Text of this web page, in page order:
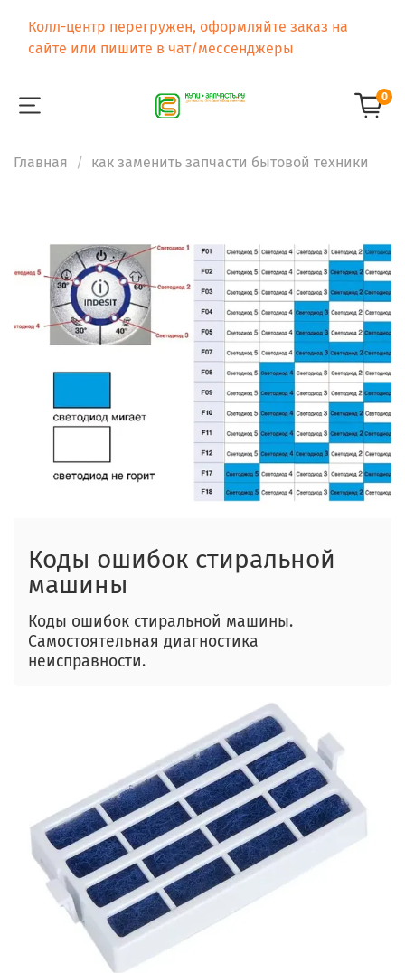
Колл-центр перегружен, оформляйте заказ на
сайте или пишите в чат/мессенджеры
0
Главная как заменить запчасти бытовой техники
Коды ошибок стиральной
машины
Коды ошибок стиральной машины.
Самостоятельная диагностика
неисправности.